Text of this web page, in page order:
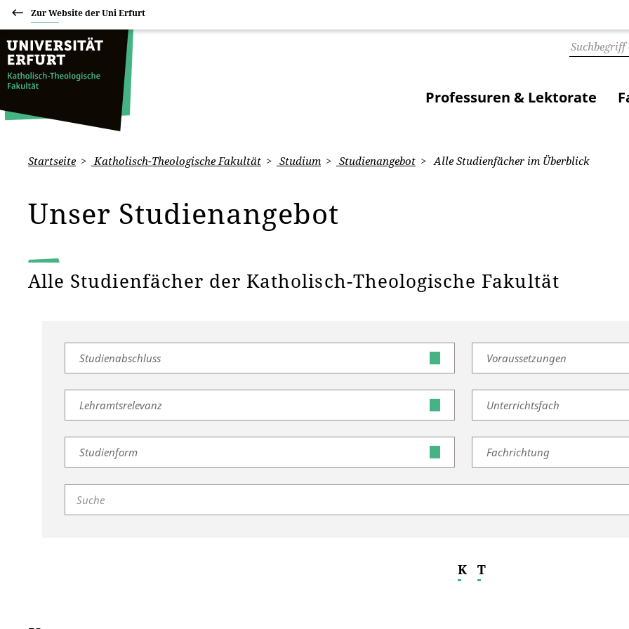
Zur Website der Uni Erfurt
Professuren & Lektorate
Startseite Katholisch-Theologische Fakultät Studium Studienangebot Alle Studienfächer im Überblick
Unser Studienangebot
Alle Studienfächer der Katholisch-Theologische Fakultät
Studienabschluss Voraussetzungen
Lehramtsrelevanz Unterrichtsfach
Studienform Fachrichtung
K T